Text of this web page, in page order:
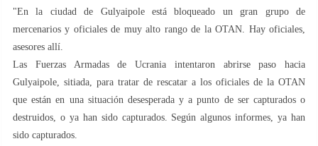
"En la ciudad de Gulyaipole está bloqueado un gran grupo de
mercenarios y oficiales de muy alto rango de la OTAN. Hay oficiales,
asesores allí.
Las Fuerzas Armadas de Ucrania intentaron abrirse paso hacia
Gulyaipole, sitiada, para tratar de rescatar a los oficiales de la OTAN
que están en una situación desesperada y a punto de ser capturados o
destruidos, o ya han sido capturados. Según algunos informes, ya han
sido capturados.